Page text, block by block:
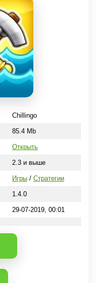
Chillingo
85.4 Mb
Открыть
2.3 и выше
Игры/ Стратегии
1.4.0
29-07-2019, 00:01